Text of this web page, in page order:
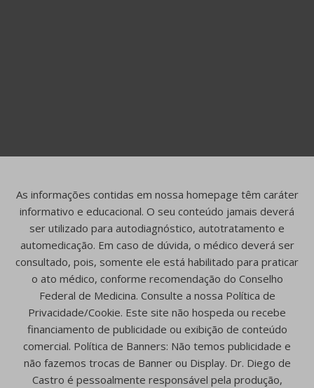
As informações contidas em nossa homepage têm caráter
informativo e educacional. O seu conteúdo jamais deverá
ser utilizado para autodiagnóstico, autotratamento e
automedicação. Em caso de dúvida, o médico deverá ser
consultado, pois, somente ele está habilitado para praticar
o ato médico, conforme recomendação do Conselho
Federal de Medicina. Consulte a nossa Política de
Privacidade/Cookie. Este site não hospeda ou recebe
financiamento de publicidade ou exibição de conteúdo
comercial. Política de Banners: Não temos publicidade e
não fazemos trocas de Banner ou Display. Dr. Diego de
Castro é pessoalmente responsável pela produção,